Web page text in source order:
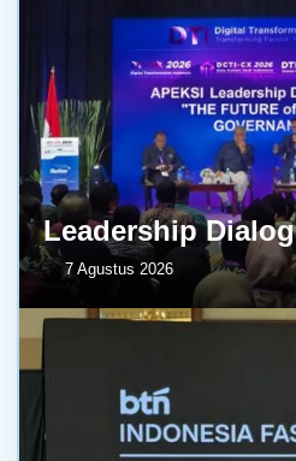
Leadership
7 Agustus 2026